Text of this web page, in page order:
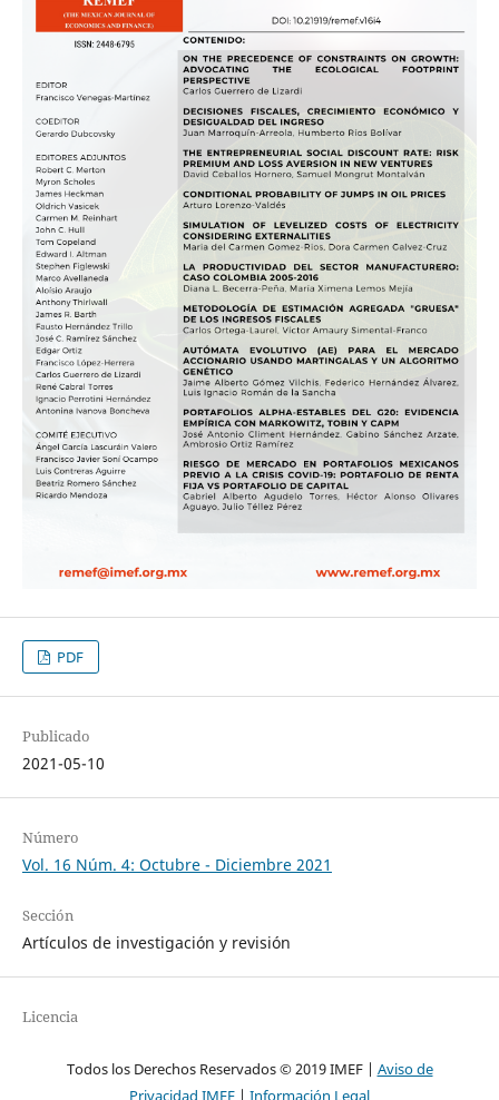
PDF
Publicado
2021-05-10
Número
Vol. 16 Núm. 4: Octubre - Diciembre 2021
Sección
Artículos de investigación y revisión
Licencia
Todos los Derechos Reservados © 2019 IMEF | Aviso de
Privacidad IMEF | Información Legal